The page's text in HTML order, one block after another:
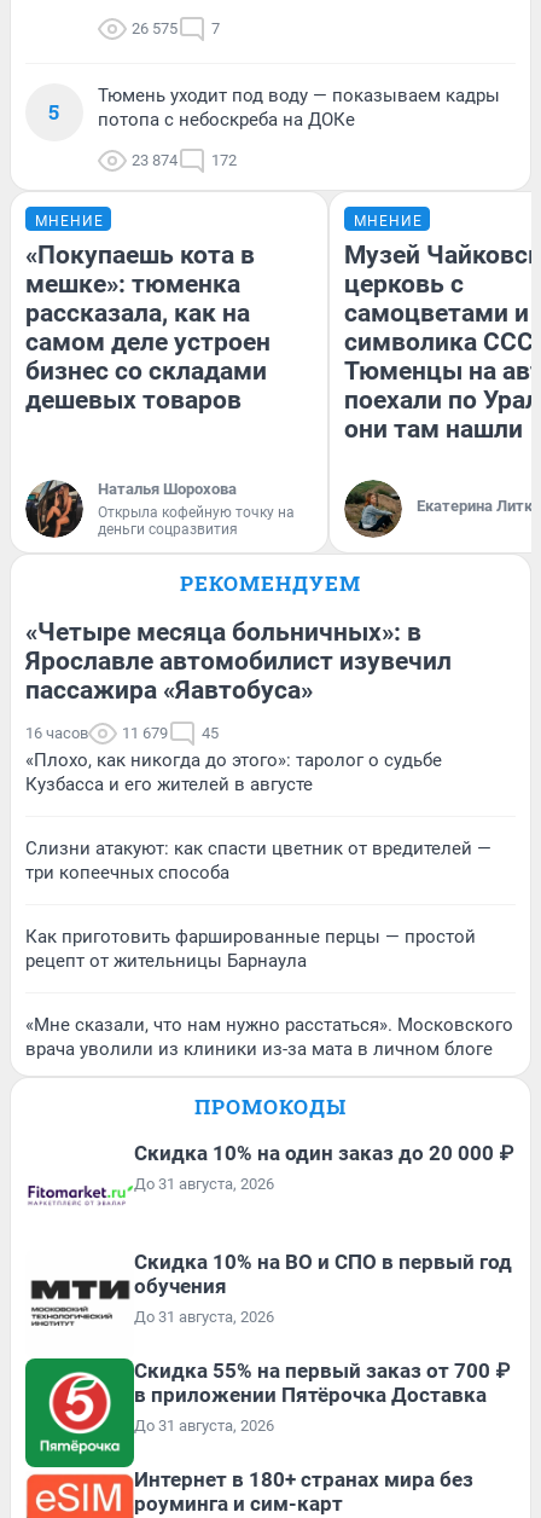
26 575 7
5
Тюмень уходит под воду — показываем кадры
потопа с небоскреба на ДОКе
23 874 172
МНЕНИЕ
«Покупаешь кота в
мешке»: тюменка
рассказала, как на
самом деле устроен
бизнес со складами
дешевых товаров
Наталья Шорохова
Открыла кофейную точку на
деньги соцразвития
МНЕНИЕ
Музей
церковь с
самоцветами и
символика
Тюменцы на
поехали по
они там нашли
Екатерина
РЕКОМЕНДУЕМ
«Четыре месяца больничных»: в
Ярославле автомобилист изувечил
пассажира «Яавтобуса»
16 часов 11 679 45
«Плохо, как никогда до этого»: таролог о судьбе
Кузбасса и его жителей в августе
Слизни атакуют: как спасти цветник от вредителей —
три копеечных способа
Как приготовить фаршированные перцы — простой
рецепт от жительницы Барнаула
«Мне сказали, что нам нужно расстаться». Московского
врача уволили из клиники из-за мата в личном блоге
ПРОМОКОДЫ
Скидка 10% на один заказ до 20 000 ₽
До 31 августа, 2026
Скидка 10% на ВО и СПО в первый год
обучения
До 31 августа, 2026
Скидка 55% на первый заказ от 700 ₽
в приложении Пятёрочка Доставка
До 31 августа, 2026
Интернет в 180+ странах мира без
роуминга и сим-карт